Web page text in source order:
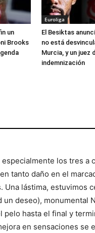
un
Brooks
Euroliga
El Besiktas
no está
Murcia, y un juez
indemnización
los tres a
tanto daño en el
lástima, estuvimos
deseo), monumental
hasta el final y
en sensaciones se